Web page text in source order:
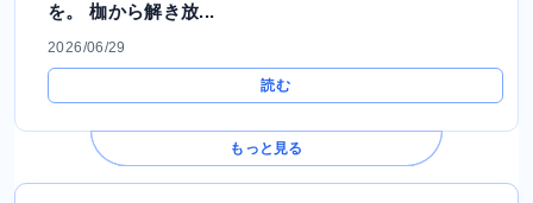
を。 枷から解き放...
2026/06/29
読む
もっと見る